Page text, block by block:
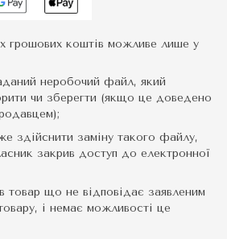
грошових коштів можливе лише у
неробочий файл, який
чи зберегти (якщо це доведено
здійснити заміну такого файлу,
закрив доступ до електронної
товар що не відповідає заявленим
і немає можливості це